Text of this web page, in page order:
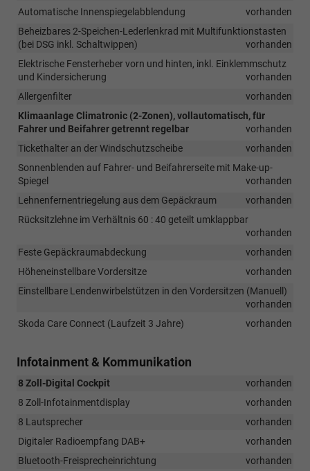
Automatische Innenspiegelabblendung
vorhanden
Beheizbares 2-Speichen-Lederlenkrad mit Multifunktionstasten
(bei DSG inkl. Schaltwippen)
vorhanden
Elektrische Fensterheber vorn und hinten, inkl. Einklemmschutz
und Kindersicherung
vorhanden
Allergenfilter
vorhanden
Klimaanlage Climatronic (2-Zonen), vollautomatisch, für
Fahrer und Beifahrer getrennt regelbar
vorhanden
Tickethalter an der Windschutzscheibe
vorhanden
Sonnenblenden auf Fahrer- und Beifahrerseite mit Make-up-
Spiegel
vorhanden
Lehnenfernentriegelung aus dem Gepäckraum
vorhanden
Rücksitzlehne im Verhältnis 60 : 40 geteilt umklappbar
vorhanden
Feste Gepäckraumabdeckung
vorhanden
Höheneinstellbare Vordersitze
vorhanden
Einstellbare Lendenwirbelstützen in den Vordersitzen (Manuell)
vorhanden
Skoda Care Connect (Laufzeit 3 Jahre)
vorhanden
Infotainment & Kommunikation
8 Zoll-Digital Cockpit
vorhanden
8 Zoll-Infotainmentdisplay
vorhanden
8 Lautsprecher
vorhanden
Digitaler Radioempfang DAB+
vorhanden
Bluetooth-Freisprecheinrichtung
vorhanden